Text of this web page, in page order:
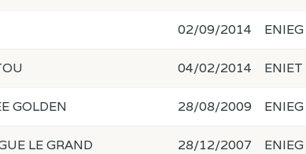
02/09/2014 ENIEG
04/02/2014 ENIET
GOLDEN 28/08/2009 ENIEG
LE GRAND 28/12/2007 ENIEG